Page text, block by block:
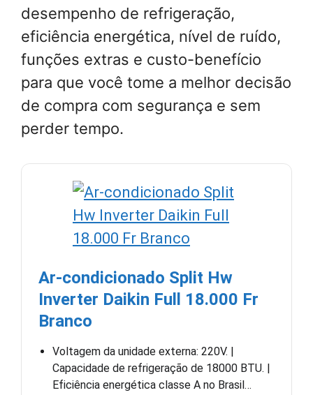
desempenho de refrigeração,
eficiência energética, nível de ruído,
funções extras e custo-benefício
para que você tome a melhor decisão
de compra com segurança e sem
perder tempo.
Ar-condicionado Split Hw
Inverter Daikin Full 18.000 Fr
Branco
Voltagem da unidade externa: 220V. |
Capacidade de refrigeração de 18000 BTU. |
Eficiência energética classe A no Brasil…